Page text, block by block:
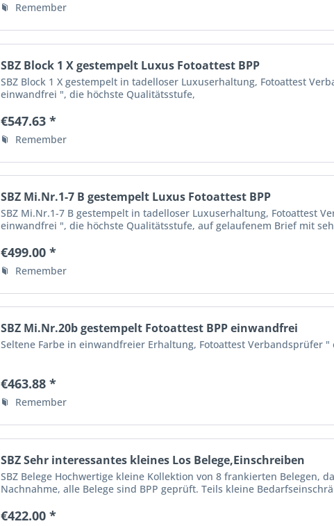
Remember
SBZ Block 1 X gestempelt Luxus Fotoattest BPP
SBZ Block 1 X gestempelt in tadelloser Luxuserhaltung, Fotoattest
einwandfrei ", die höchste Qualitätsstufe,
€547.63 *
Remember
SBZ Mi.Nr.1-7 B gestempelt Luxus Fotoattest BPP
SBZ Mi.Nr.1-7 B gestempelt in tadelloser Luxuserhaltung, Fotoattest
einwandfrei ", die höchste Qualitätsstufe, auf gelaufenem Brief mit
€499.00 *
Remember
SBZ Mi.Nr.20b gestempelt Fotoattest BPP einwandfrei
Seltene Farbe in einwandfreier Erhaltung, Fotoattest Verbandsprüfer "
€463.88 *
Remember
SBZ Sehr interessantes kleines Los Belege,Einschreiben
SBZ Belege Hochwertige kleine Kollektion von 8 frankierten Belegen,
Nachnahme, alle Belege sind BPP geprüft. Teils kleine
€422.00 *